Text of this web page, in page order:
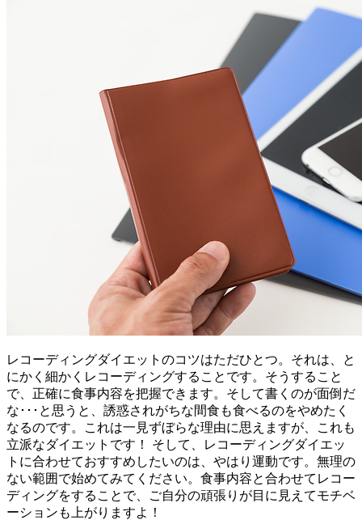
レコーディングダイエットのコツはただひとつ。それは、と
にかく細かくレコーディングすることです。そうすること
で、正確に食事内容を把握できます。そして書くのが面倒だ
な･･･と思うと、誘惑されがちな間食も食べるのをやめたく
なるのです。これは一見ずぼらな理由に思えますが、これも
立派なダイエットです！ そして、レコーディングダイエッ
トに合わせておすすめしたいのは、やはり運動です。無理の
ない範囲で始めてみてください。食事内容と合わせてレコー
ディングをすることで、ご自分の頑張りが目に見えてモチベ
ーションも上がりますよ！